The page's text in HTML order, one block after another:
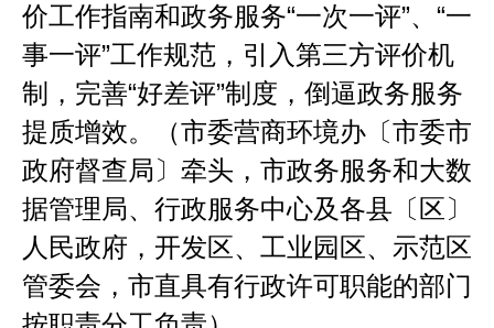
价工作指南和政务服务“一次一评”、 “一
事一评”工作规范，引入第三方评价机
制，完善“好差评”制度，倒逼政务服务
提质增效。（市委营商环境办〔市委市
政府督查局〕牵头，市政务服务和大数
据管理局、行政服务中心及各县〔区〕
人民政府，开发区、工业园区、示范区
管委会，市直具有行政许可职能的部门